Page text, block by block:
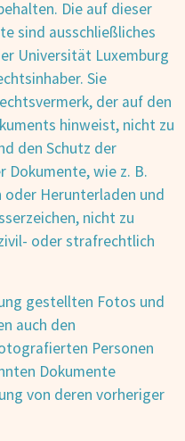
Die auf dieser
sind ausschließliches
Universität Luxemburg
Sie
der auf den
hinweist, nicht zu
den Schutz der
wie z. B.
oder Herunterladen und
nicht zu
oder strafrechtlich
gestellten Fotos und
auch den
Personen
Dokumente
von deren vorheriger